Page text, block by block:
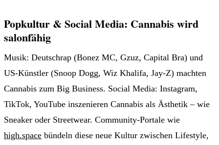
Popkultur & Social Media: Cannabis wird
salonfähig
Musik: Deutschrap (Bonez MC, Gzuz, Capital Bra) und
US-Künstler (Snoop Dogg, Wiz Khalifa, Jay-Z) machten
Cannabis zum Big Business. Social Media: Instagram,
TikTok, YouTube inszenieren Cannabis als Ästhetik – wie
Sneaker oder Streetwear. Community-Portale wie
high.space bündeln diese neue Kultur zwischen Lifestyle,